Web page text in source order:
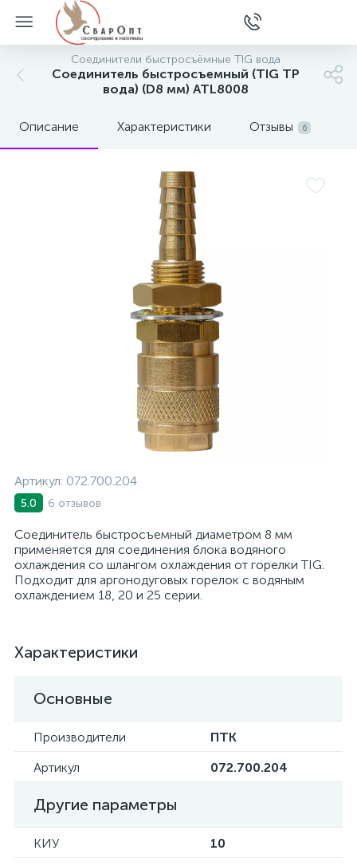
Соединители быстросъёмные TIG вода
Соединитель быстросъемный (TIG TP
вода) (D8 мм) ATL8008
Описание Характеристики Отзывы 6
Артикул: 072.700.204
5.0 6 отзывов
Соединитель быстросъемный диаметром 8 мм
применяется для соединения блока водяного
охлаждения со шлангом охлаждения от горелки TIG.
Подходит для аргонодуговых горелок с водяным
охлаждением 18, 20 и 25 серии.
Характеристики
Основные
Производители
ПТК
Артикул
072.700.204
Другие параметры
КИУ
10